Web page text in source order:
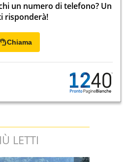
un numero di telefono? Un
risponderà!
Chiama
LETTI